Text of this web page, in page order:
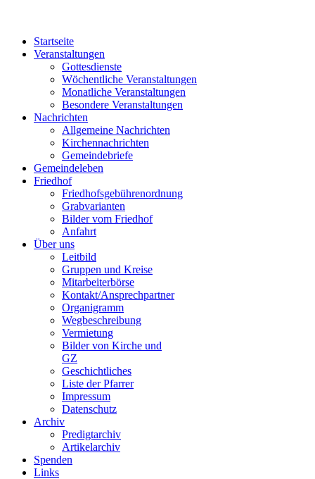
Startseite
Veranstaltungen
Gottesdienste
Wöchentliche Veranstaltungen
Monatliche Veranstaltungen
Besondere Veranstaltungen
Nachrichten
Allgemeine Nachrichten
Kirchennachrichten
Gemeindebriefe
Gemeindeleben
Friedhof
Friedhofsgebührenordnung
Grabvarianten
Bilder vom Friedhof
Anfahrt
Über uns
Leitbild
Gruppen und Kreise
Mitarbeiterbörse
Kontakt/Ansprechpartner
Organigramm
Wegbeschreibung
Vermietung
Bilder von Kirche und
GZ
Geschichtliches
Liste der Pfarrer
Impressum
Datenschutz
Archiv
Predigtarchiv
Artikelarchiv
Spenden
Links